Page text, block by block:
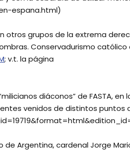
espana.html)
otros grupos de la extrema
Conservadurismo
; v.t. la página
diáconos” de FASTA, en
venidos de distintos puntos
de Argentina, cardenal Jorge